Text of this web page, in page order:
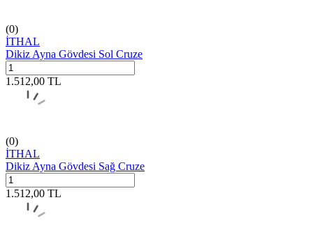
(0)
İTHAL
Dikiz Ayna Gövdesi Sol Cruze
1.512,00 TL
(0)
İTHAL
Dikiz Ayna Gövdesi Sağ Cruze
1.512,00 TL